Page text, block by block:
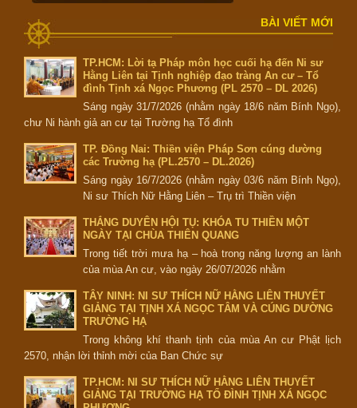
BÀI VIẾT MỚI
TP.HCM: Lời tạ Pháp môn học cuối hạ đến Ni sư
Hằng Liên tại Tịnh nghiệp đạo tràng An cư – Tổ
đình Tịnh xá Ngọc Phương (PL 2570 – DL 2026)
Sáng ngày 31/7/2026 (nhằm ngày 18/6 năm Bính Ngọ),
chư Ni hành giả an cư tại Trường hạ Tổ đình
TP. Đồng Nai: Thiền viện Pháp Sơn cúng dường
các Trường hạ (PL.2570 – DL.2026)
Sáng ngày 16/7/2026 (nhằm ngày 03/6 năm Bính Ngọ),
Ni sư Thích Nữ Hằng Liên – Trụ trì Thiền viện
THẮNG DUYÊN HỘI TỤ: KHÓA TU THIỀN MỘT
NGÀY TẠI CHÙA THIÊN QUANG
Trong tiết trời mưa hạ – hoà trong năng lượng an lành
của mùa An cư, vào ngày 26/07/2026 nhằm
TÂY NINH: NI SƯ THÍCH NỮ HẰNG LIÊN THUYẾT
GIẢNG TẠI TỊNH XÁ NGỌC TÂM VÀ CÚNG DƯỜNG
TRƯỜNG HẠ
Trong không khí thanh tịnh của mùa An cư Phật lịch
2570, nhận lời thỉnh mời của Ban Chức sự
TP.HCM: NI SƯ THÍCH NỮ HẰNG LIÊN THUYẾT
GIẢNG TẠI TRƯỜNG HẠ TỔ ĐÌNH TỊNH XÁ NGỌC